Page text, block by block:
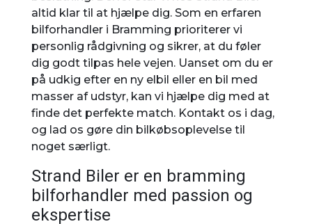
altid klar til at hjælpe dig. Som en erfaren
bilforhandler i Bramming prioriterer vi
personlig rådgivning og sikrer, at du føler
dig godt tilpas hele vejen. Uanset om du er
på udkig efter en ny elbil eller en bil med
masser af udstyr, kan vi hjælpe dig med at
finde det perfekte match. Kontakt os i dag,
og lad os gøre din bilkøbsoplevelse til
noget særligt.
Strand Biler er en bramming
bilforhandler med passion og
ekspertise